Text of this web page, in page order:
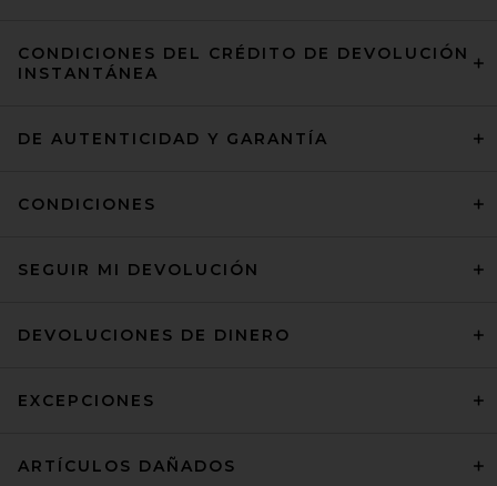
CONDICIONES DEL CRÉDITO DE DEVOLUCIÓN
INSTANTÁNEA
DE AUTENTICIDAD Y GARANTÍA
CONDICIONES
SEGUIR MI DEVOLUCIÓN
DEVOLUCIONES DE DINERO
EXCEPCIONES
ARTÍCULOS DAÑADOS